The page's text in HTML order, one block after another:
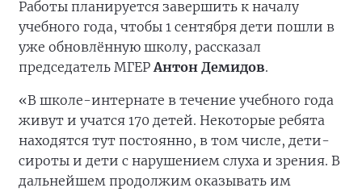
Работы планируется завершить к началу
учебного года, чтобы 1 сентября дети пошли в
уже обновлённую школу, рассказал
председатель МГЕРАнтон Демидов.
«В школе-интернате в течение учебного года
живут и учатся 170 детей. Некоторые ребята
находятся тут постоянно, в том числе, дети-
сироты и дети с нарушением слуха и зрения. В
дальнейшем продолжим оказывать им